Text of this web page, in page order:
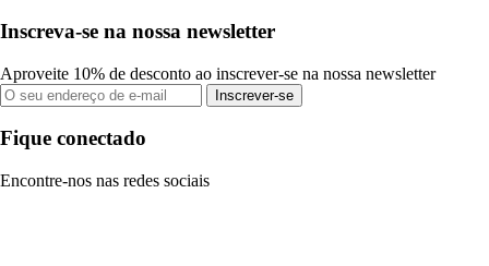
Inscreva-se na nossa newsletter
Aproveite 10% de desconto ao inscrever-se na nossa newsletter
Inscrever-se
Fique conectado
Encontre-nos nas redes sociais